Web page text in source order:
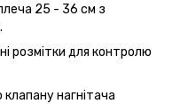
25 - 36 см з
розмітки для контролю
нагнітача